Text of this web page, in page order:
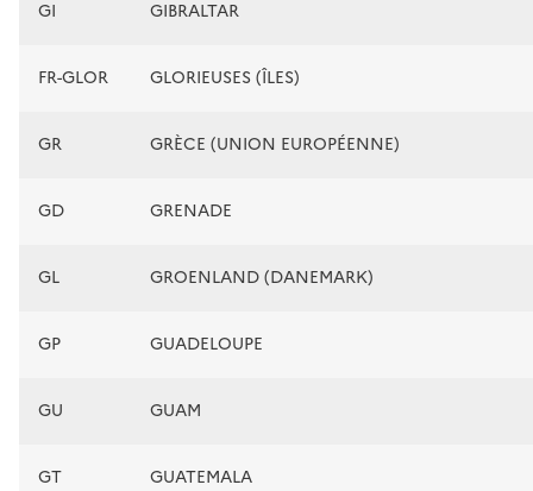
GI GIBRALTAR
FR-GLOR GLORIEUSES (ÎLES)
GR GRÈCE (UNION EUROPÉENNE)
GD GRENADE
GL GROENLAND (DANEMARK)
GP GUADELOUPE
GU GUAM
GT GUATEMALA